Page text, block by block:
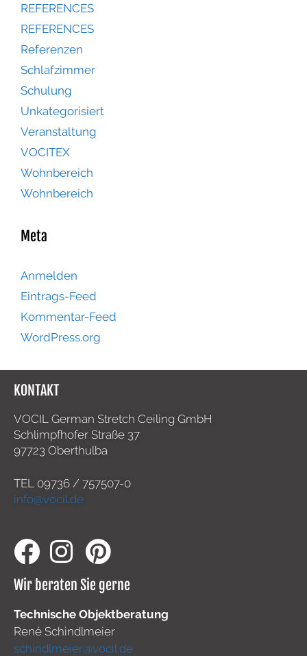
REFERENCES
REFERENCES
Referenzen
Schlafzimmer
Schulung
Unkategorisiert
Veranstaltung
VOCITEX
Wohnbereich
Wohnbereich
Meta
Anmelden
Eintrags-Feed
Kommentar-Feed
WordPress.org
KONTAKT
VOCIL German Stretch Ceiling GmbH
Schlimpfhofer Straße 37
97723 Oberthulba
TEL 09736 / 757507-0
info@vocil.de
Wir beraten Sie gerne
Technische Objektberatung
René Schindlmeier
schindlmeier@vocil.de